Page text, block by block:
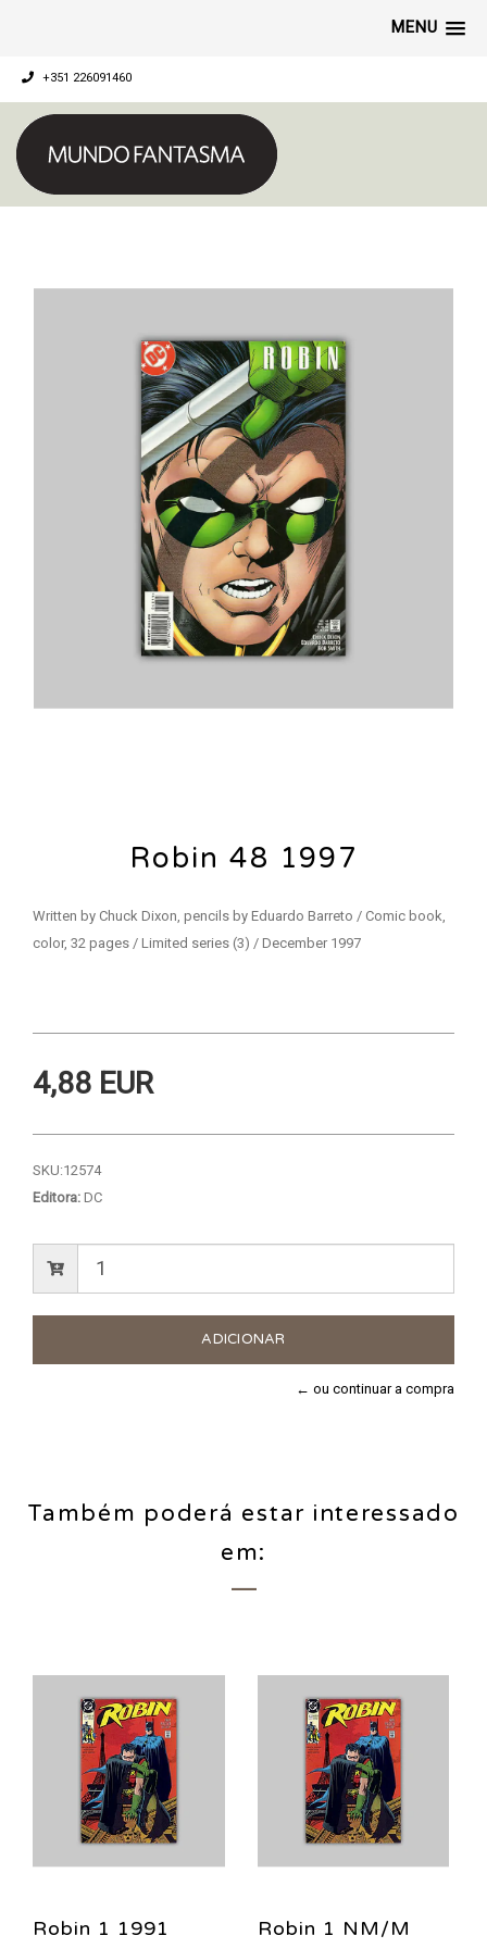
MENU
+351 226091460
Robin 48 1997
Written by Chuck Dixon, pencils by Eduardo Barreto / Comic book,
color, 32 pages / Limited series (3) / December 1997
4,88 EUR
SKU:12574
Editora: DC
← ou continuar a compra
Também poderá estar interessado
em:
Robin 1 1991
Robin 1 NM/M